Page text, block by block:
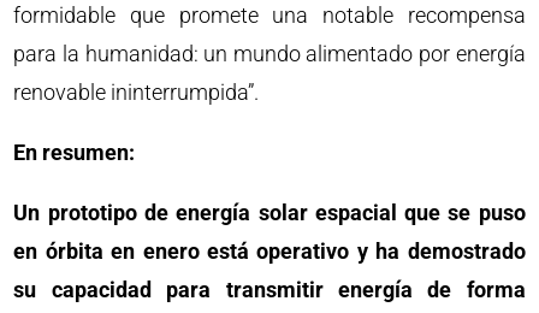
formidable que promete una notable recompensa
para la humanidad: un mundo alimentado por energía
renovable ininterrumpida”.
En resumen:
Un prototipo de energía solar espacial que se puso
en órbita en enero está operativo y ha demostrado
su capacidad para transmitir energía de forma